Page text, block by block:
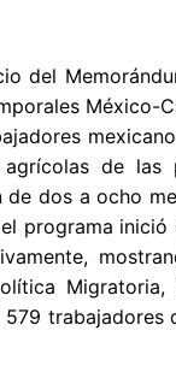
del
México-
de
dos a ocho
programa
trabajadores